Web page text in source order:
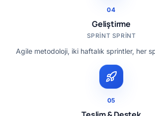
04
Geliştirme
SPRINT SPRINT
Agile metodoloji, iki haftalık sprintler, her
05